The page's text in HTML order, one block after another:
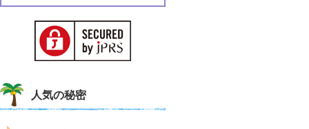
人気の秘密